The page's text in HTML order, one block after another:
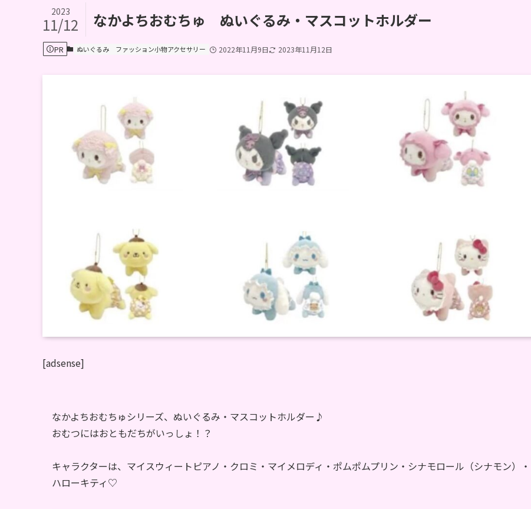
なかよちおむちゅ ぬいぐるみ・マスコットホルダー
2023
11/12
PR ぬいぐるみ ファッション小物アクセサリー 2022年11月9日 2023年11月12日
[adsense]
なかよちおむちゅシリーズ、ぬいぐるみ・マスコットホルダー♪
おむつにはおともだちがいっしょ！？
キャラクターは、マイスウィートピアノ・クロミ・マイメロディ・ポムポムプリン・シナモロール（シナモン）・
ハローキティ♡